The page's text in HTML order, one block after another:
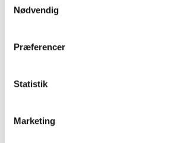
Nødvendig
Præferencer
Statistik
Marketing
det er ikke altid muligt selv at
situationer, du står i. Du kan
at forholde dig til noget, uagtet
kerneopgave eller ej – det kan
sin nabo, der skriger om natten
beboer der tisser i sin opgang.
blandt andre beboere.